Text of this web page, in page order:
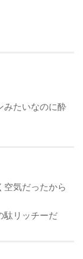
みたいなのに酔
気だったから
駄リッチーだ